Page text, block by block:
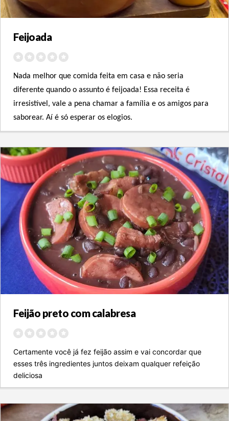
Feijoada
Nada melhor que comida feita em casa e não seria
diferente quando o assunto é feijoada! Essa receita é
irresistível, vale a pena chamar a família e os amigos para
saborear. Aí é só esperar os elogios.
Feijão preto com calabresa
Certamente você já fez feijão assim e vai concordar que
esses três ingredientes juntos deixam qualquer refeição
deliciosa